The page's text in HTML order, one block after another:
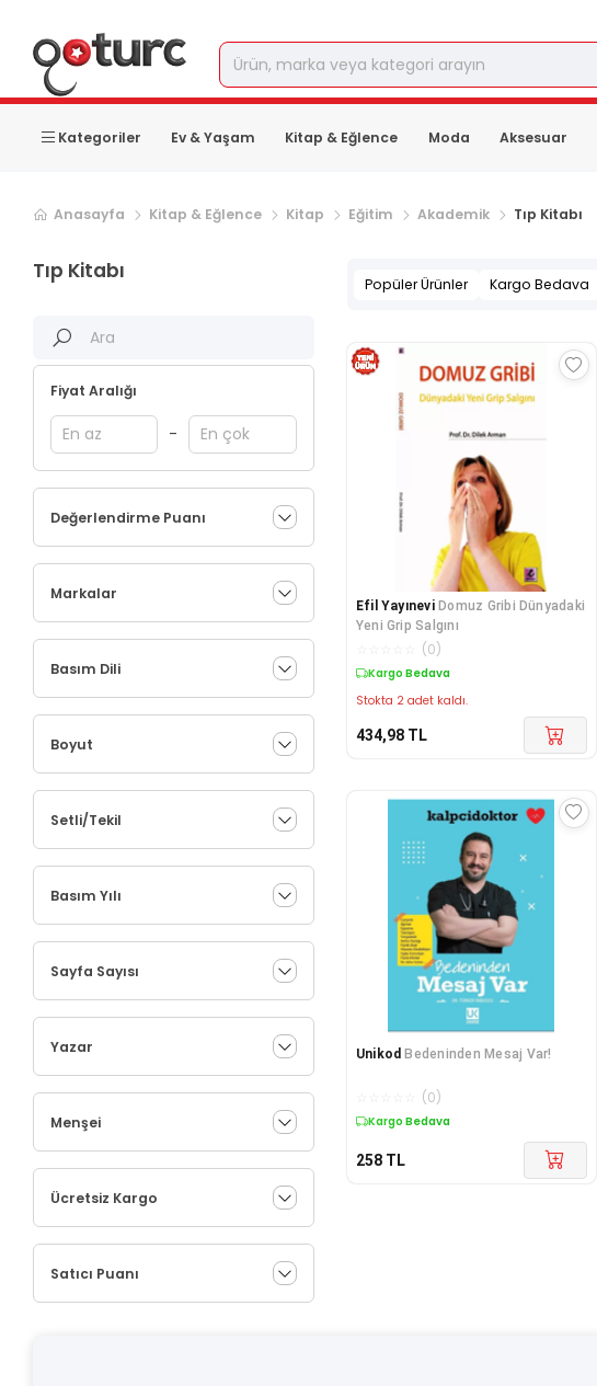
Kategoriler Ev & Yaşam Kitap & Eğlence Moda Aksesuar
Anasayfa Kitap & Eğlence Kitap Eğitim Akademik Tıp Kitabı
Tıp Kitabı
Fiyat Aralığı
-
Değerlendirme Puanı
Markalar
Basım Dili
Boyut
Setli/Tekil
Basım Yılı
Sayfa Sayısı
Yazar
Menşei
Ücretsiz Kargo
Satıcı Puanı
Popüler Ürünler Kargo Bedava
Efil Yayınevi Domuz Gribi Dünyadaki
Yeni Grip Salgını
(0)
Kargo Bedava
Stokta 2 adet kaldı.
434,98 TL
Unikod Bedeninden Mesaj Var!
(0)
Kargo Bedava
258 TL